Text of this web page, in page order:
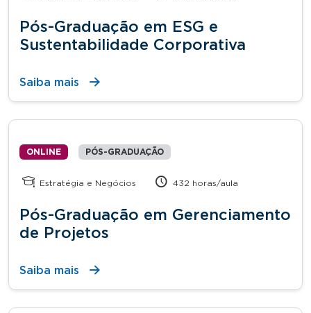
Pós-Graduação em ESG e
Sustentabilidade Corporativa
Saiba mais
ONLINE PÓS-GRADUAÇÃO
Estratégia e Negócios 432 horas/aula
Pós-Graduação em Gerenciamento
de Projetos
Saiba mais